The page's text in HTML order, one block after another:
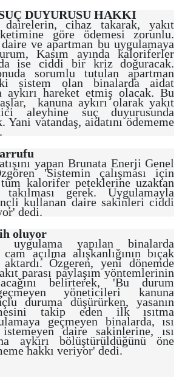
DUYURUSU HAKKI
cihaz takarak, yakıt
göre ödemesi zorunlu.
ve apartman bu uygulamaya
Kasım ayında kaloriferler
ise ciddi bir kriz doğuracak.
sorumlu tutulan apartman
sistem olan binalarda aidat
aykırı hareket etmiş olacak. Bu
kanuna aykırı olarak yakıt
aleyhine suç duyurusunda
Yani vatandaş, aidatını ödememe
yapan Brunata Enerji Genel
'Sistemin çalışması için
kalorifer peteklerine uzaktan
gerek. Uygulamayla
kullanan daire sakinleri ciddi
dedi.
oluyor
uygulama yapılan binalarda
açılma alışkanlığının bıçak
Özgeren, yeni dönemde
parası paylaşım yöntemlerinin
belirterek, 'Bu durum
yöneticileri kanuna
duruma düşürürken, yasanın
takip eden ilk ısıtma
geçmeyen binalarda, ısı
daire sakinlerine, ısı
aykırı bölüştürüldüğünü öne
hakkı veriyor' dedi.